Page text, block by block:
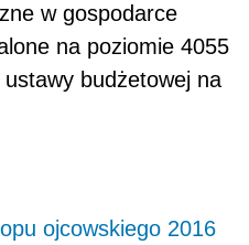
w gospodarce
na poziomie 4055
budżetowej na
ojcowskiego 2016